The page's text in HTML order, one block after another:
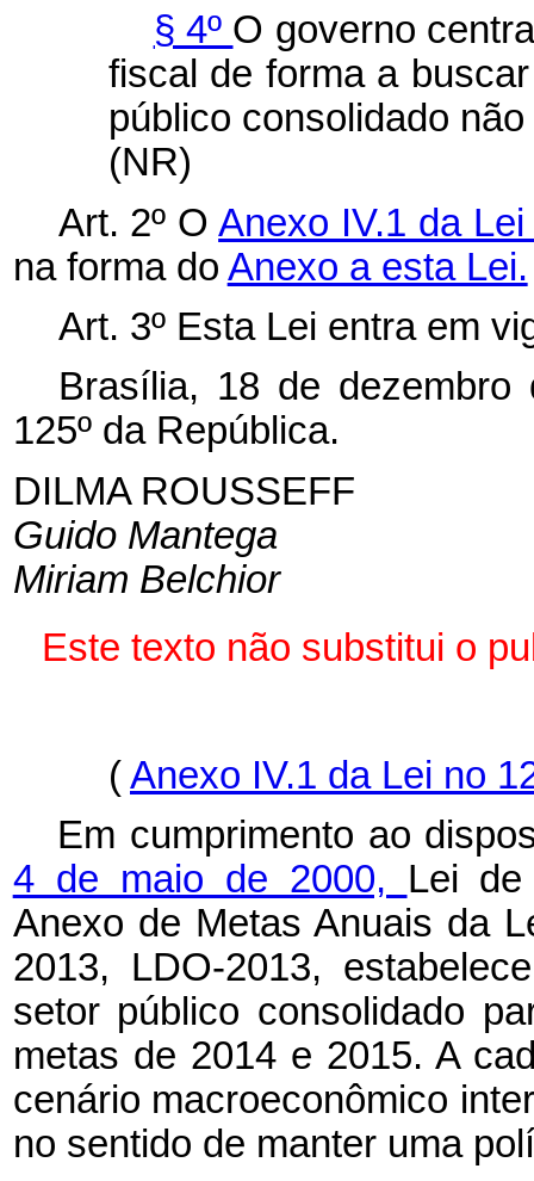
§ 4º O governo
fiscal de forma a
público consolidado
(NR)
Art. 2º OAnexo IV.1 da
na forma do Anexo a esta Lei.
Art. 3º Esta Lei entra em
Brasília, 18 de dezembro
125º da República.
DILMA ROUSSEFF
Guido Mantega
Miriam Belchior
Este texto não substitui o
(Anexo IV.1 da Lei no
Em cumprimento ao
4 de maio de 2000, Lei
Anexo de Metas Anuais da
2013, LDO-2013,
setor público consolidado
metas de 2014 e 2015. A
cenário macroeconômico
no sentido de manter uma